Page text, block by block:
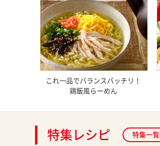
これ一品でバランスバッチリ！
鶏飯風らーめん
特集レシピ 特集一覧